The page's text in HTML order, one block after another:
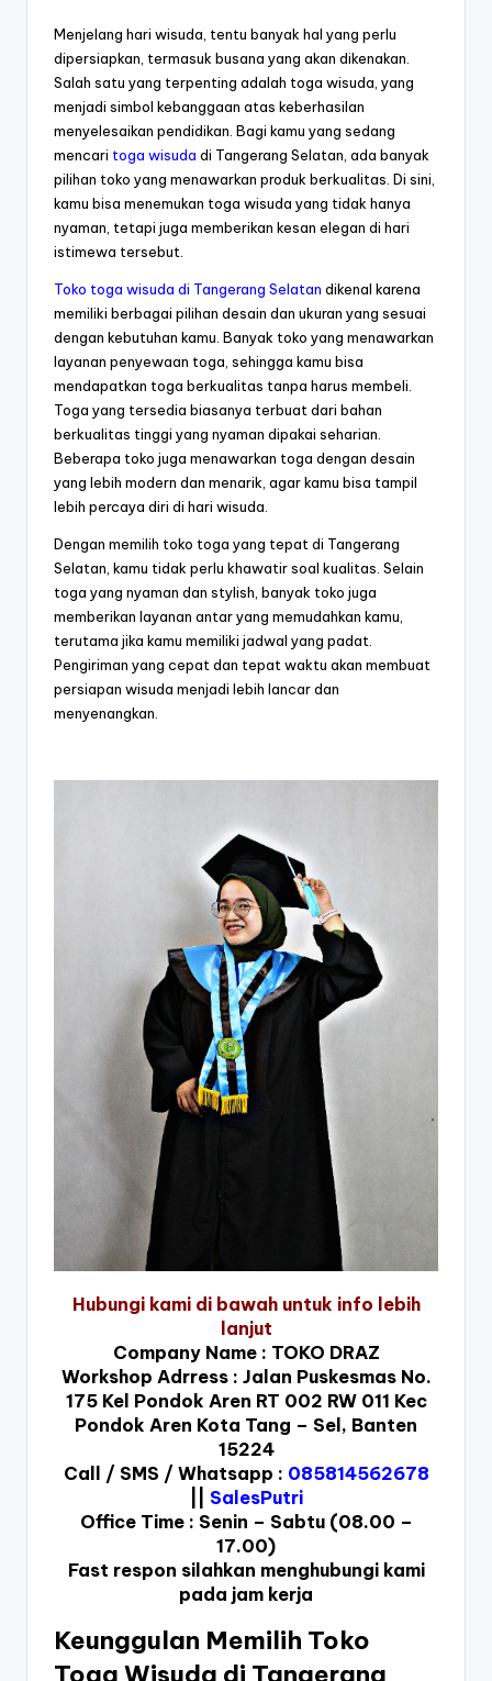
Menjelang hari wisuda, tentu banyak hal yang perlu
dipersiapkan, termasuk busana yang akan dikenakan.
Salah satu yang terpenting adalah toga wisuda, yang
menjadi simbol kebanggaan atas keberhasilan
menyelesaikan pendidikan. Bagi kamu yang sedang
mencari toga wisuda di Tangerang Selatan, ada banyak
pilihan toko yang menawarkan produk berkualitas. Di sini,
kamu bisa menemukan toga wisuda yang tidak hanya
nyaman, tetapi juga memberikan kesan elegan di hari
istimewa tersebut.
Toko toga wisuda di Tangerang Selatan dikenal karena
memiliki berbagai pilihan desain dan ukuran yang sesuai
dengan kebutuhan kamu. Banyak toko yang menawarkan
layanan penyewaan toga, sehingga kamu bisa
mendapatkan toga berkualitas tanpa harus membeli.
Toga yang tersedia biasanya terbuat dari bahan
berkualitas tinggi yang nyaman dipakai seharian.
Beberapa toko juga menawarkan toga dengan desain
yang lebih modern dan menarik, agar kamu bisa tampil
lebih percaya diri di hari wisuda.
Dengan memilih toko toga yang tepat di Tangerang
Selatan, kamu tidak perlu khawatir soal kualitas. Selain
toga yang nyaman dan stylish, banyak toko juga
memberikan layanan antar yang memudahkan kamu,
terutama jika kamu memiliki jadwal yang padat.
Pengiriman yang cepat dan tepat waktu akan membuat
persiapan wisuda menjadi lebih lancar dan
menyenangkan.
Hubungi kami di bawah untuk info lebih
lanjut
Company Name : TOKO DRAZ
Workshop Adrress : Jalan Puskesmas No.
175 Kel Pondok Aren RT 002 RW 011 Kec
Pondok Aren Kota Tang – Sel, Banten
15224
Call / SMS / Whatsapp : 085814562678
SalesPutri
Office Time : Senin – Sabtu (08.00 –
17.00)
Fast respon silahkan menghubungi kami
pada jam kerja
Keunggulan Memilih Toko
Toga Wisuda di Tangerang